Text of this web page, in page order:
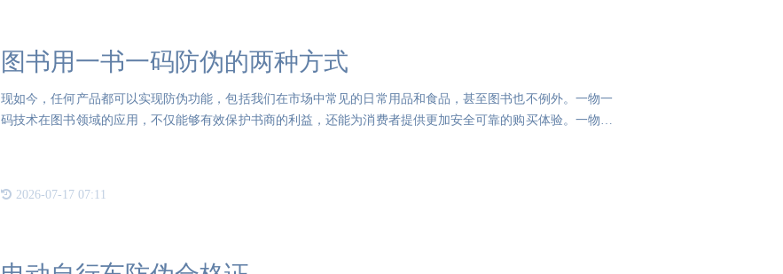
图书用一书一码防伪的两种方式
现如今，任何产品都可以实现防伪功能，包括我们在市场中常见的日常用品和食品，甚至图书也不例外。一物一
码技术在图书领域的应用，不仅能够有效保护书商的利益，还能为消费者提供更加安全可靠的购买体验。一物一
2026-07-17 07:11